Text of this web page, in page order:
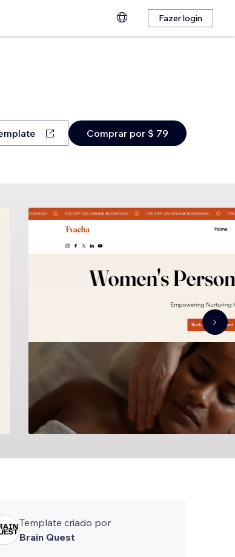
Fazer login
Comprar por $ 79
Template criado por
Brain Quest